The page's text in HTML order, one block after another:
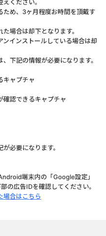
ください。
ため、3ヶ月程度お時間を頂戴す
場合は却下となります。
ンインストールしている場合は却
下記の情報が必要になります。
キャプチャ
認できるキャプチャ
必要になります。
端末内の「Google設定」
の広告IDを確認してください。
場合はこちら